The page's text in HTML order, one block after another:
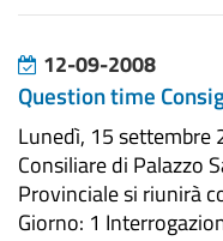
12-09-2008
Question time
Lunedì, 15 settembre
Consiliare di Palazzo
Provinciale si riunirà
Giorno: 1